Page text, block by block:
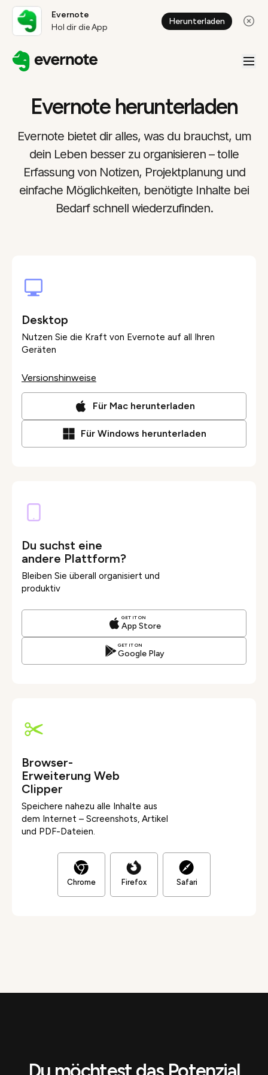
Evernote
Hol dir die App
Herunterladen
Evernote herunterladen
Evernote bietet dir alles, was du brauchst, um
dein Leben besser zu organisieren – tolle
Erfassung von Notizen, Projektplanung und
einfache Möglichkeiten, benötigte Inhalte bei
Bedarf schnell wiederzufinden.
Desktop
Nutzen Sie die Kraft von Evernote auf all Ihren
Geräten
Versionshinweise
Für Mac herunterladen
Für Windows herunterladen
Du suchst eine
andere Plattform?
Bleiben Sie überall organisiert und
produktiv
GET IT ON
App Store
GET IT ON
Google Play
Browser-
Erweiterung Web
Clipper
Speichere nahezu alle Inhalte aus
dem Internet – Screenshots, Artikel
und PDF-Dateien.
Chrome Firefox Safari